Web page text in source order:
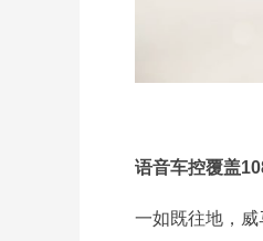
语音车控覆盖
一如既往地，威